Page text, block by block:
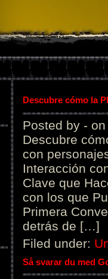
Descubre cómo la
Posted by -
Descubre
con
Interacción
Clave que
con los que
Primera
detrás de […]
Filed under:
Så svarar du med